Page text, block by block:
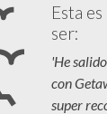
Esta
ser:
'He
con
super